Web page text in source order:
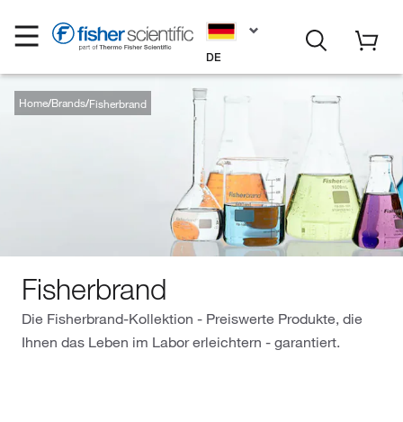
DE
Home Brands Fisherbrand
Fisherbrand
Die Fisherbrand-Kollektion - Preiswerte Produkte, die
Ihnen das Leben im Labor erleichtern - garantiert.